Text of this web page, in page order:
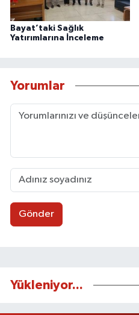
Bayat’taki Sağlık
Yatırımlarına İnceleme
Yorumlar
Gönder
Yükleniyor...